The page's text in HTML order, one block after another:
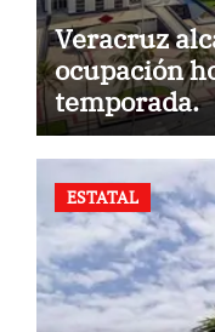
Veracruz
ocupación
temporada.
ESTATAL